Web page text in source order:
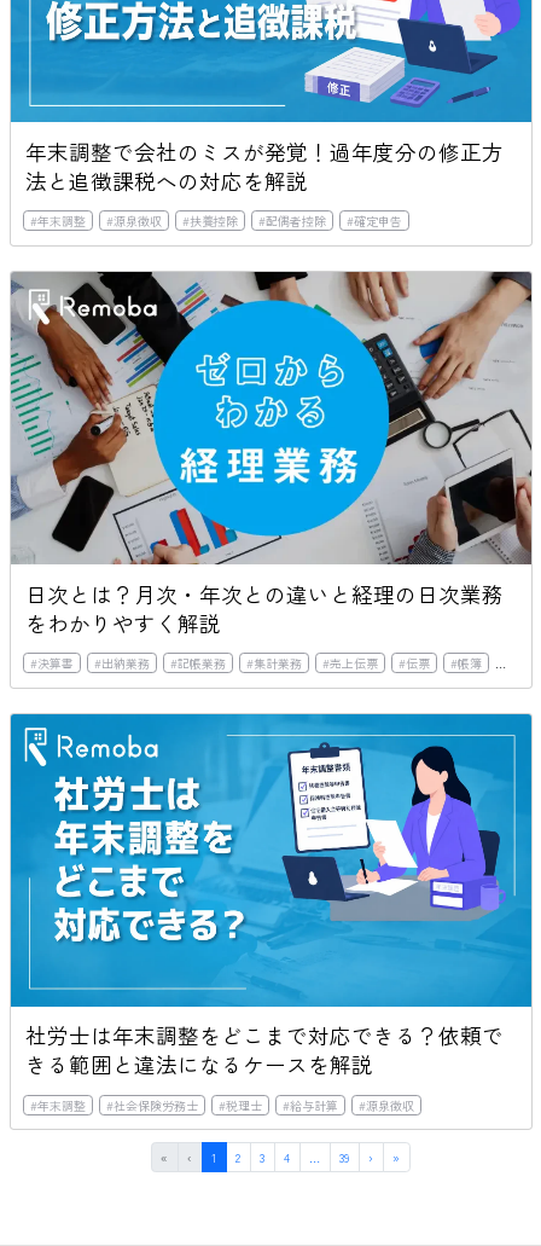
年末調整で会社のミスが発覚！過年度分の修正方
法と追徴課税への対応を解説
#年末調整 #源泉徴収 #扶養控除 #配偶者控除 #確定申告
日次とは？月次・年次との違いと経理の日次業務
をわかりやすく解説
#決算書 #出納業務 #記帳業務 #集計業務 #売上伝票 #伝票 #帳簿 #
社労士は年末調整をどこまで対応できる？依頼で
きる範囲と違法になるケースを解説
#年末調整 #社会保険労務士 #税理士 #給与計算 #源泉徴収
« First‹ Previous
1 (current)
2 3 4 … More39 › Next»